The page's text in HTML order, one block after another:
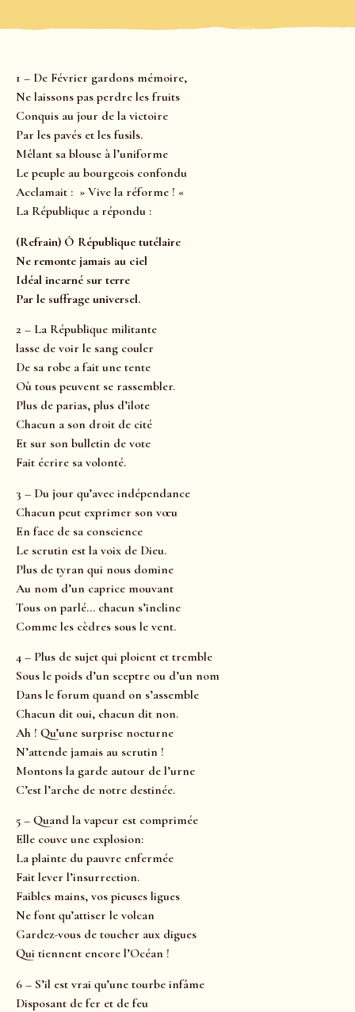
1 – De Février gardons mémoire,
Ne laissons pas perdre les fruits
Conquis au jour de la victoire
Par les pavés et les fusils.
Mêlant sa blouse à l’uniforme
Le peuple au bourgeois confondu
Acclamait : » Vive la réforme ! «
La République a répondu :
(Refrain) Ô République tutélaire
Ne remonte jamais au ciel
Idéal incarné sur terre
Par le suffrage universel.
2 – La République militante
lasse de voir le sang couler
De sa robe a fait une tente
Où tous peuvent se rassembler.
Plus de parias, plus d’ilote
Chacun a son droit de cité
Et sur son bulletin de vote
Fait écrire sa volonté.
3 – Du jour qu’avec indépendance
Chacun peut exprimer son vœu
En face de sa conscience
Le scrutin est la voix de Dieu.
Plus de tyran qui nous domine
Au nom d’un caprice mouvant
Tous on parlé… chacun s’incline
Comme les cèdres sous le vent.
4 – Plus de sujet qui ploient et tremble
Sous le poids d’un sceptre ou d’un nom
Dans le forum quand on s’assemble
Chacun dit oui, chacun dit non.
Ah ! Qu’une surprise nocturne
N’attende jamais au scrutin !
Montons la garde autour de l’urne
C’est l’arche de notre destinée.
5 – Quand la vapeur est comprimée
Elle couve une explosion:
La plainte du pauvre enfermée
Fait lever l’insurrection.
Faibles mains, vos pieuses ligues
Ne font qu’attiser le volcan
Gardez-vous de toucher aux digues
Qui tiennent encore l’Océan !
6 – S’il est vrai qu’une tourbe infâme
Disposant de fer et de feu